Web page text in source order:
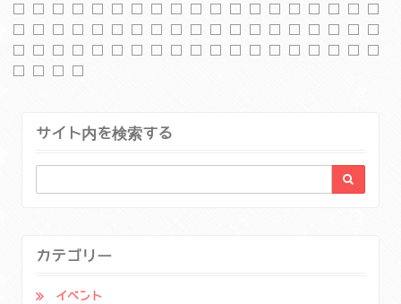
サイト内を検索する
カテゴリー
イベント